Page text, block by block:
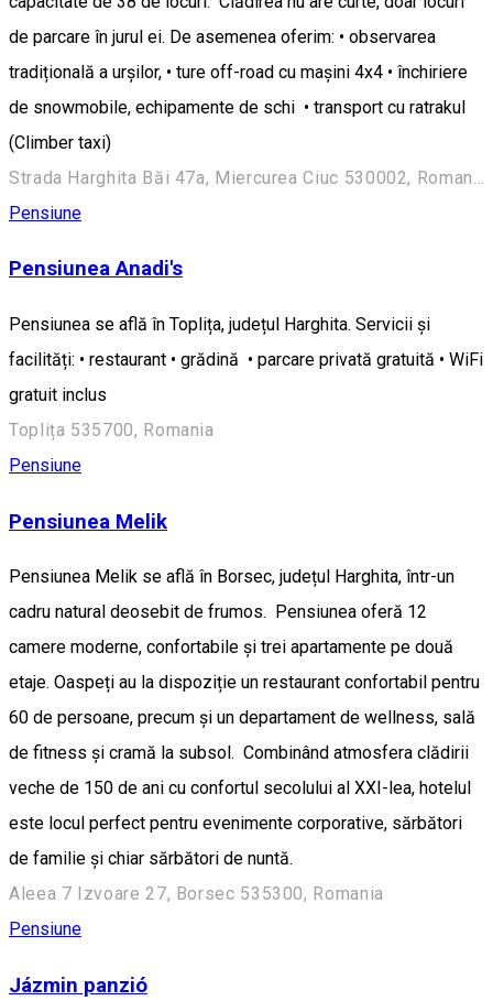
de parcare în jurul ei. De asemenea oferim: • observarea
tradițională a urșilor, • ture off-road cu mașini 4x4 • închiriere
de snowmobile, echipamente de schi • transport cu ratrakul
(Climber taxi)
Pensiune
Pensiunea Anadi's
Pensiunea se află în Toplița, județul Harghita. Servicii și
facilități: • restaurant • grădină • parcare privată gratuită • WiFi
gratuit inclus
Toplița 535700, Romania
Pensiune
Pensiunea Melik
Pensiunea Melik se află în Borsec, județul Harghita, într-un
cadru natural deosebit de frumos. Pensiunea oferă 12
camere moderne, confortabile și trei apartamente pe două
etaje. Oaspeți au la dispoziție un restaurant confortabil pentru
60 de persoane, precum și un departament de wellness, sală
de fitness și cramă la subsol. Combinând atmosfera clădirii
veche de 150 de ani cu confortul secolului al XXI-lea, hotelul
este locul perfect pentru evenimente corporative, sărbători
de familie și chiar sărbători de nuntă.
Aleea 7 Izvoare 27, Borsec 535300, Romania
Pensiune
Jázmin panzió